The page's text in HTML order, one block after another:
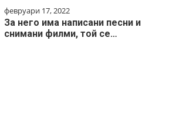
февруари 17, 2022
За него има написани песни и
снимани филми, той се…